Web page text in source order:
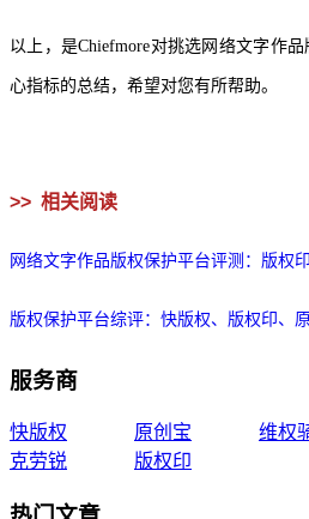
以上，是Chiefmore对挑选网络文字作
心指标的总结，希望对您有所帮助。
>> 相关阅读
网络文字作品版权保护平台评测：版权印
版权保护平台综评：快版权、版权印、
服务商
快版权 原创宝
维权
克劳锐
版权印